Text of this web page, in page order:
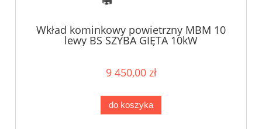
Wkład kominkowy powietrzny MBM 10
lewy BS SZYBA GIĘTA 10kW
9 450,00 zł
do koszyka